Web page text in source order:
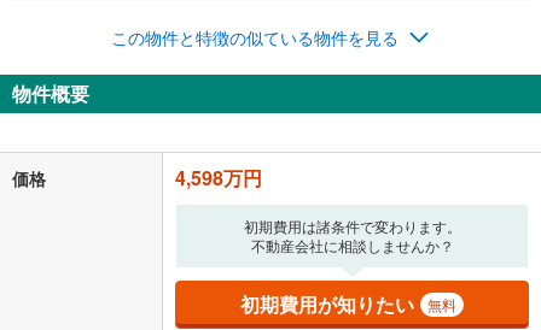
ナス時の増額分（1回分）を入力してください。
ボーナス払いの限度額は金融機関によって異なります。
閉じる
月々の返済額
上、ご自身での入力をお願いいたします。初期設定で自動入力されてい
る値は、実際の金融機関等における貸出金利とは何ら関係がなく、実際
の金融機関等における貸出金利を何ら保証するものではありません。返
済方法「元利均等返済」にて算出しております。入力された金利を35年
適用した場合の計算結果を表示しています。
その他月額費用や、初期費用がかかります。ご注意ください。実際にお
借り入れの際は各金融機関等に、必ずご自身でご確認をお願いいたしま
この物件と特徴の似ている物件を見る
物件概要
価格 4,598万円
初期費用は諸条件で変わります。
不動産会社に相談しませんか？
初期費用が知りたい 無料